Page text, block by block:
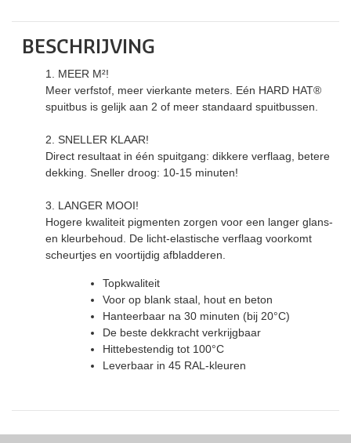
BESCHRIJVING
1. MEER M²!
Meer verfstof, meer vierkante meters. Eén HARD HAT®
spuitbus is gelijk aan 2 of meer standaard spuitbussen.
2. SNELLER KLAAR!
Direct resultaat in één spuitgang: dikkere verflaag, betere
dekking. Sneller droog: 10-15 minuten!
3. LANGER MOOI!
Hogere kwaliteit pigmenten zorgen voor een langer glans-
en kleurbehoud. De licht-elastische verflaag voorkomt
scheurtjes en voortijdig afbladderen.
Topkwaliteit
Voor op blank staal, hout en beton
Hanteerbaar na 30 minuten (bij 20°C)
De beste dekkracht verkrijgbaar
Hittebestendig tot 100°C
Leverbaar in 45 RAL-kleuren